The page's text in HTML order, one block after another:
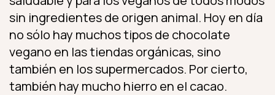
sin ingredientes de origen animal. Hoy en día
no sólo hay muchos tipos de chocolate
vegano en las tiendas orgánicas, sino
también en los supermercados. Por cierto,
también hay mucho hierro en el cacao.